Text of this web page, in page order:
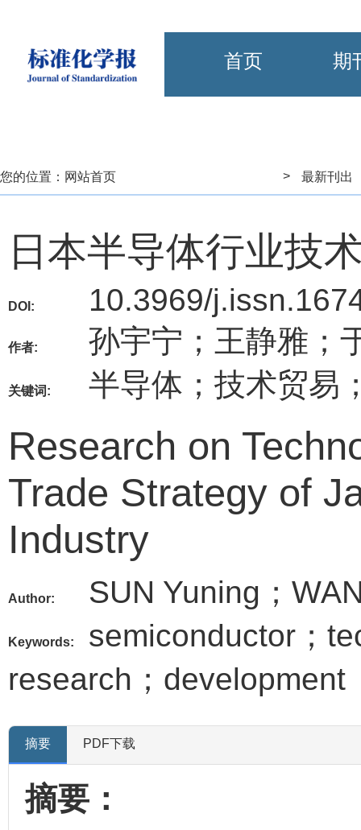
首页 期
您的位置： 网站首页 > 最新刊出
日本半导体行业技
DOI: 10.3969/
作者: 孙宇宁；王静雅；
关键词: 半导体；技术贸易
Research on
Trade Strategy of
Industry
Author: SUN Yuning；
Keywords:
semiconductor；
research；development
摘要 PDF下载
摘要：